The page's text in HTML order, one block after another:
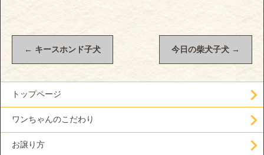
← キースホンド子犬 今日の柴犬子犬 →
トップページ
ワンちゃんのこだわり
お譲り方